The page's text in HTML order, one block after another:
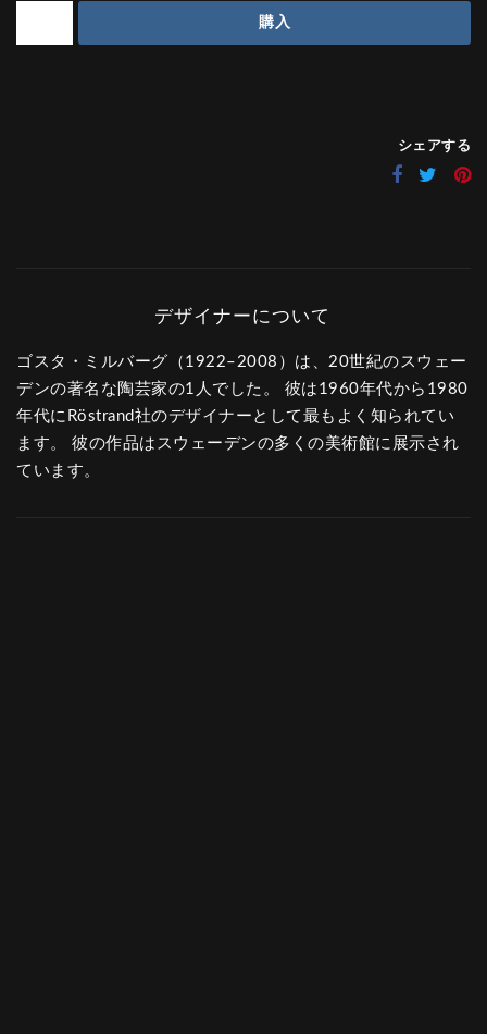
購入
シェアする
ゴスタ・ミルバーグ（1922–2008）は、20世紀のスウェー
デンの著名な陶芸家の1人でした。 彼は1960年代から1980
年代にRöstrand社のデザイナーとして最もよく知られてい
ます。 彼の作品はスウェーデンの多くの美術館に展示され
ています。